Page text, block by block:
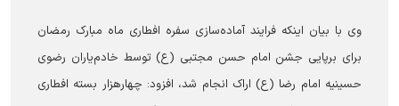
وی با بیان اینکه فرایند آماده‌سازی سفره افطاری ماه مبارک رمضان
برای برپایی جشن امام حسن مجتبی (ع) توسط خادم‌یاران رضوی
حسینیه امام رضا (ع) اراک انجام شد، افزود: چهارهزار بسته افطاری